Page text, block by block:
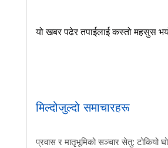
यो खबर पढेर तपाईलाई कस्तो महसुस
मिल्दोजुल्दो समाचारहरू
प्रवास र मातृभूमिको सञ्चार सेतु: टोकियो